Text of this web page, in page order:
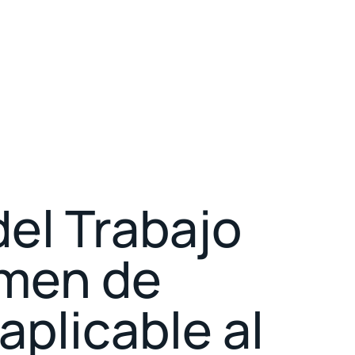
Trabajo
de
al